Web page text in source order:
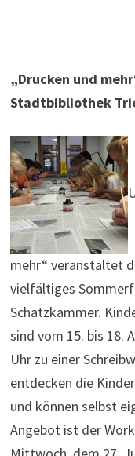
„Drucken und
Stadtbibliothek
mehr“ veranstaltet
vielfältiges
Schatzkammer.
sind vom 15. bis 18.
Uhr zu einer
entdecken die
und können selbst
Angebot ist der